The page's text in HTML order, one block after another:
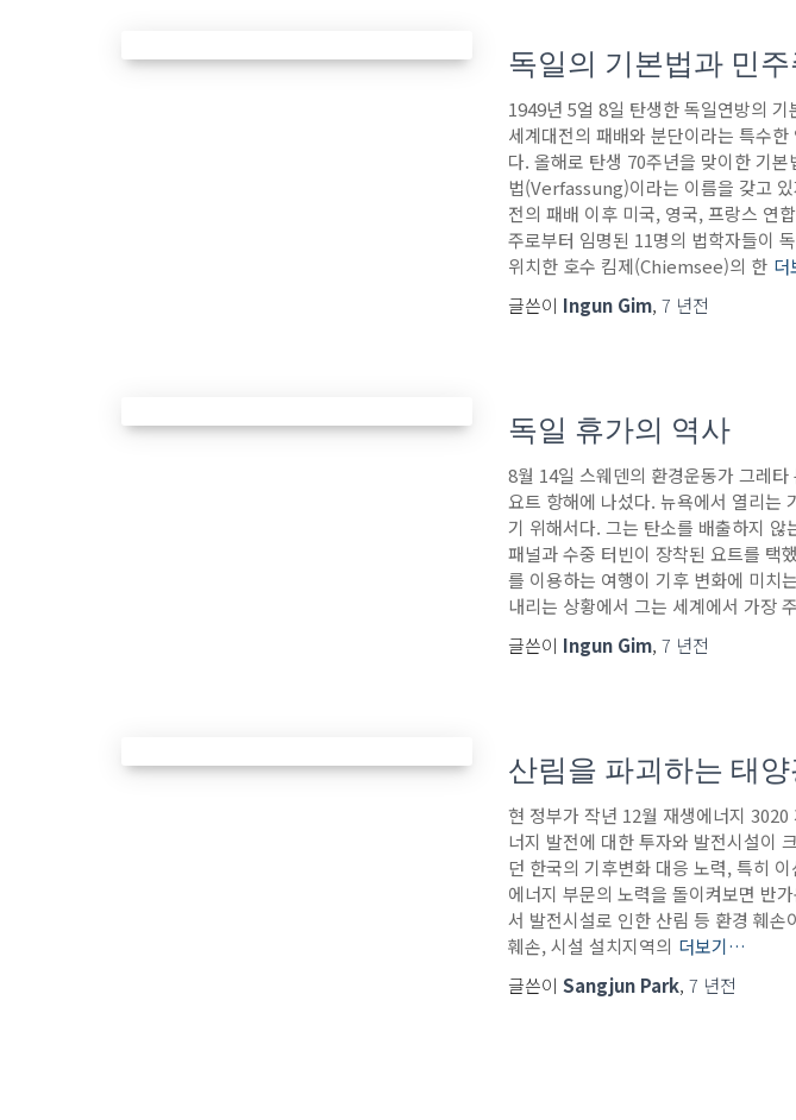
독일의 기본법과 민주
1949년 5얼 8일 탄생한 독일연방의
세계대전의 패배와 분단이라는 특수
다. 올해로 탄생 70주년을 맞이한 기
법(Verfassung)이라는 이름을 갖고
전의 패배 이후 미국, 영국, 프랑스 연
주로부터 임명된 11명의 법학자들이
위치한 호수 킴제(Chiemsee)의 한
글쓴이 Ingun Gim, 7 년전
독일 휴가의 역사
8월 14일 스웨덴의 환경운동가 그레
요트 항해에 나섰다. 뉴욕에서 열리는
기 위해서다. 그는 탄소를 배출하지 않
패널과 수중 터빈이 장착된 요트를 택
를 이용하는 여행이 기후 변화에 미치
내리는 상황에서 그는 세계에서 가장
글쓴이 Ingun Gim, 7 년전
산림을 파괴하는 태
현 정부가 작년 12월 재생에너지
너지 발전에 대한 투자와 발전시설이
던 한국의 기후변화 대응 노력, 특히
에너지 부문의 노력을 돌이켜보면 반
서 발전시설로 인한 산림 등 환경 훼손
훼손, 시설 설치지역의 더보기…
글쓴이 Sangjun Park, 7 년전